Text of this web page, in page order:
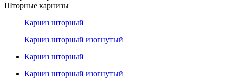
Шторные карнизы
Карниз шторный
Карниз шторный изогнутый
Карниз шторный
Карниз шторный изогнутый